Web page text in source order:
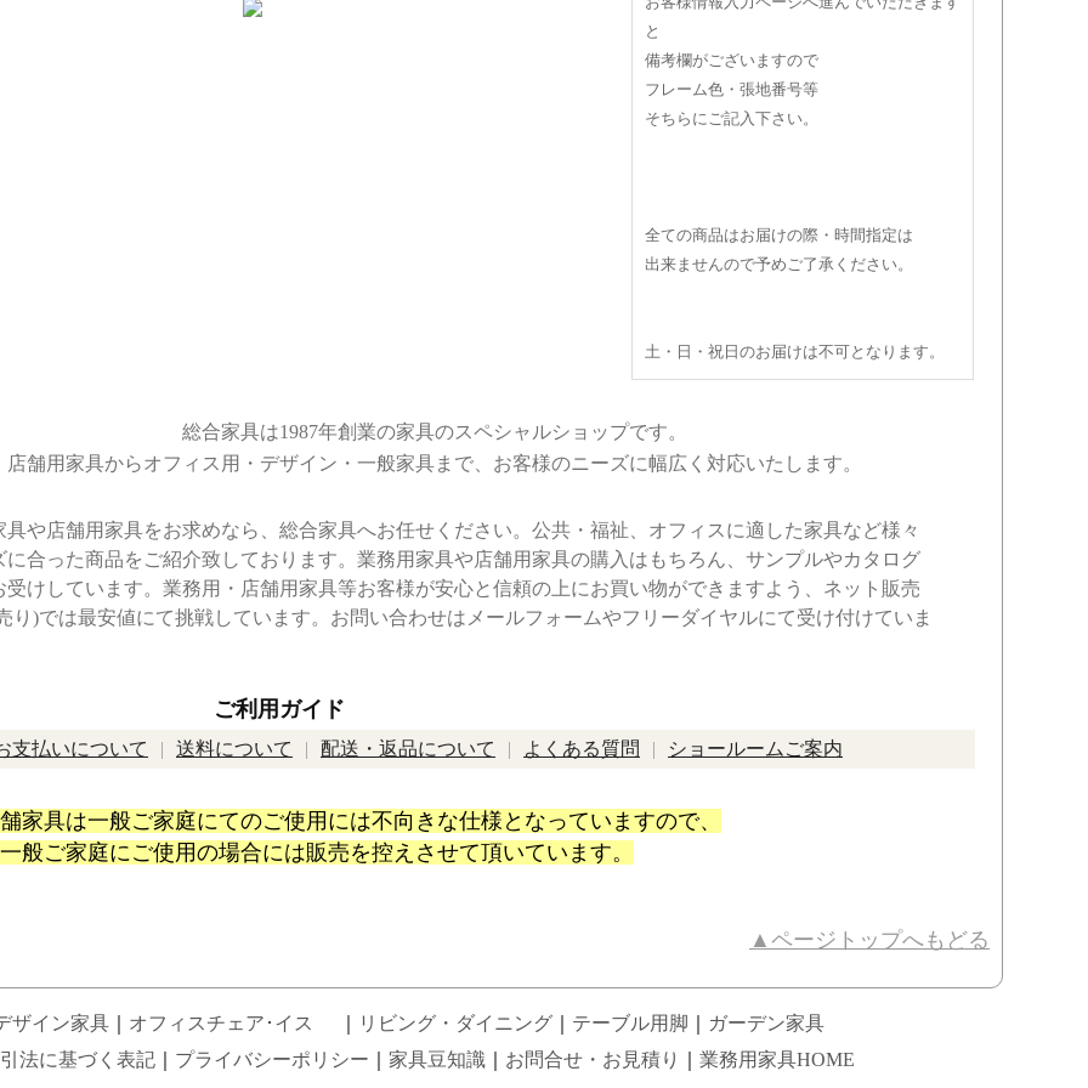
と
備考欄がございますので
フレーム色・張地番号等
そちらにご記入下さい。
全ての商品はお届けの際・時間指定は
出来ませんので予めご了承ください。
土・日・祝日のお届けは不可となります。
総合家具は1987年創業の家具のスペシャルショップです。
店舗用家具からオフィス用・デザイン・一般家具まで、お客様のニーズに幅広く対応いたします。
具や店舗用家具をお求めなら、総合家具へお任せください。公共・福祉、オフィスに適した家具など様々
に合った商品をご紹介致しております。業務用家具や店舗用家具の購入はもちろん、サンプルやカタログ
受けしています。業務用・店舗用家具等お客様が安心と信頼の上にお買い物ができますよう、ネット販売
り)では最安値にて挑戦しています。お問い合わせはメールフォームやフリーダイヤルにて受け付けていま
ご利用ガイド
支払いについて 送料について 配送・返品について よくある質問 ショールームご案内
家具は一般ご家庭にてのご使用には不向きな仕様となっていますので、
般ご家庭にご使用の場合には販売を控えさせて頂いています。
▲ページトップへもどる
ザイン家具｜ オフィスチェア･イス リビング・ダイニング｜ テーブル用脚
ガーデン家具
法に基づく表記
プライバシーポリシー 家具豆知識 お問合せ・お見積り 業務用家具HOME